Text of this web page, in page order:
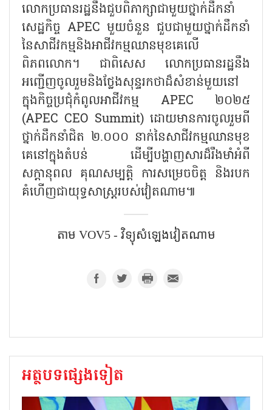
លោកប្រធានរដ្ឋនឹងជួបពិភាក្សាជាមួយថ្នាក់ដឹកនាំ
សេដ្ឋកិច្ច APEC មួយចំនួន ជួបជាមួយថ្នាក់ដឹកនាំ
នៃសាជីវកម្មនិងអាជីវកម្មឈានមុខគេលើ
ពិភពលោក។ ជាពិសេស លោកប្រធានរដ្ឋនឹង
អញ្ជើញចូលរួមនិងថ្លែងសុន្ទរកថាដ៏សំខាន់មួយនៅ
ក្នុងកិច្ចប្រជុំកំពូលអាជីវកម្ម APEC ២០២៥
(APEC CEO Summit) ដោយមានការចូលរួមពី
ថ្នាក់ដឹកនាំជិត ២.០០០ នាក់នៃសាជីវកម្មឈានមុខ
គេនៅក្នុងតំបន់ ដើម្បីបង្ហាញសារដ៏រឹងមាំអំពី
សក្តានុពល គុណសម្បត្តិ ការសម្រេចចិត្ត និងរបក
គំហើញជាយុទ្ធសាស្ត្ររបស់វៀតណាម៕
តាម​ VOV5​ - វិទ្យុសំឡេងវៀតណាម​
អត្ថបទផ្សេងទៀត